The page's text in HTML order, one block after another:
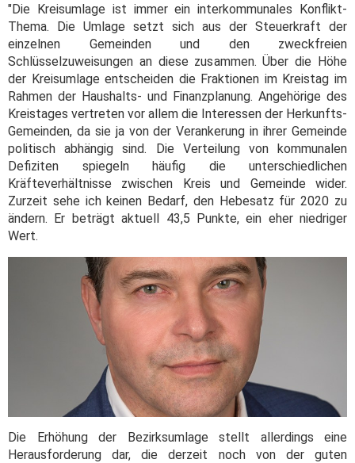
"Die Kreisumlage ist immer ein interkommunales Konflikt-
Thema. Die Umlage setzt sich aus der Steuerkraft der
einzelnen Gemeinden und den zweckfreien
Schlüsselzuweisungen an diese zusammen. Über die Höhe
der Kreisumlage entscheiden die Fraktionen im Kreistag im
Rahmen der Haushalts- und Finanzplanung. Angehörige des
Kreistages vertreten vor allem die Interessen der Herkunfts-
Gemeinden, da sie ja von der Verankerung in ihrer Gemeinde
politisch abhängig sind. Die Verteilung von kommunalen
Defiziten spiegeln häufig die unterschiedlichen
Kräfteverhältnisse zwischen Kreis und Gemeinde wider.
Zurzeit sehe ich keinen Bedarf, den Hebesatz für 2020 zu
ändern. Er beträgt aktuell 43,5 Punkte, ein eher niedriger
Wert.
Die Erhöhung der Bezirksumlage stellt allerdings eine
Herausforderung dar, die derzeit noch von der guten